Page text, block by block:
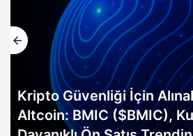
Kripto Güvenliği İçin
Altcoin: BMIC ($BMIC),